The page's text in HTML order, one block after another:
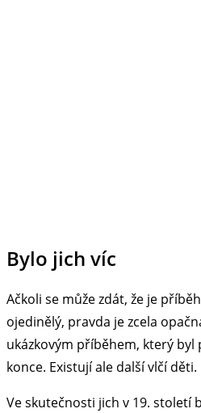
Bylo jich víc
Ačkoli se může zdát, že je
ojedinělý, pravda je zcela
ukázkovým příběhem, který byl
konce. Existují ale další vlčí děti.
Ve skutečnosti jich v 19. století